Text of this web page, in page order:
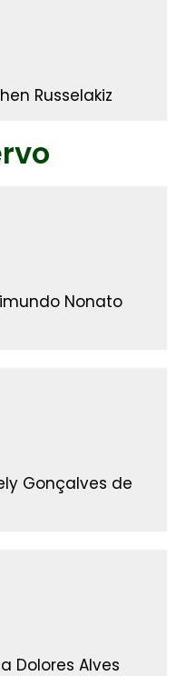
Russelakiz
Nonato
Gonçalves de
Dolores Alves